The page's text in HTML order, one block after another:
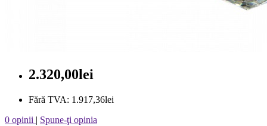
2.320,00lei
Fără TVA: 1.917,36lei
0 opinii | Spune-ţi opinia